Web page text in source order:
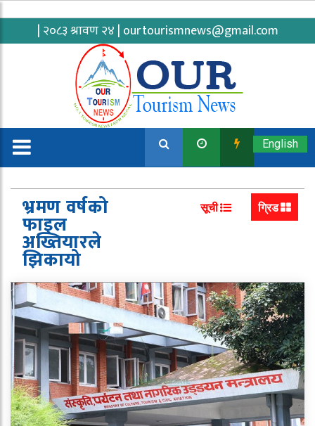
| २०८३ श्रावण २४ | ourtourismnews@gmail.com
English
भ्रमण वर्षको
फाइल
अख्तियारले
झिकायो
सूची ग्रिड